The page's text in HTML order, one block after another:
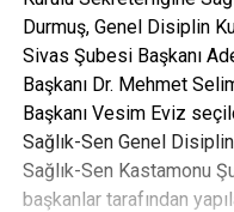
Durmuş, Genel Disiplin
Sivas Şubesi Başkanı
Başkanı Dr. Mehmet
Başkanı Vesim Eviz
Sağlık-Sen Genel
Sağlık-Sen Kastamonu
başkanlar tarafından